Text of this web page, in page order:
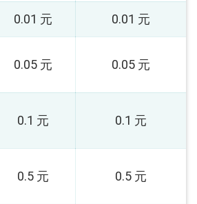
0.01 元 0.01 元
0.05 元 0.05 元
0.1 元 0.1 元
0.5 元 0.5 元